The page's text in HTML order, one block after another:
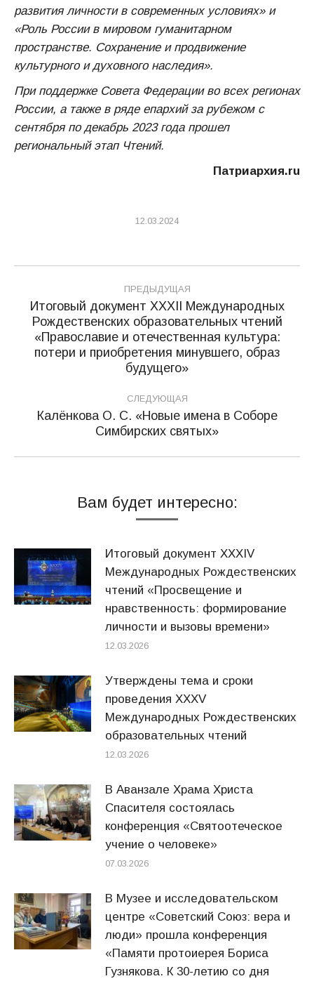
развития личности в современных условиях» и
«Роль России в мировом гуманитарном
пространстве. Сохранение и продвижение
культурного и духовного наследия».
При поддержке Совета Федерации во всех регионах
России, а также в ряде епархий за рубежом с
сентября по декабрь 2023 года прошел
региональный этап Чтений.
Патриархия.ru
12.03.2024
Навигация
по
записям
ПРЕДЫДУЩАЯ
Предыдущая
запись:
Итоговый документ XXXII Международных
Рождественских образовательных чтений
«Православие и отечественная культура:
потери и приобретения минувшего, образ
будущего»
СЛЕДУЮЩАЯ
Следующая
Калёнкова О. С. «Новые имена в Соборе
Симбирских святых»
Вам будет интересно:
Итоговый документ XXХIV
Международных Рождественских
чтений «Просвещение и
нравственность: формирование
личности и вызовы времени»
12.03.2026
Утверждены тема и сроки
проведения XXXV
Международных Рождественских
образовательных чтений
12.03.2026
В Аванзале Храма Христа
Спасителя состоялась
конференция «Святоотеческое
учение о человеке»
07.03.2026
В Музее и исследовательском
центре «Советский Союз: вера и
люди» прошла конференция
«Памяти протоиерея Бориса
Гузнякова. К 30-летию со дня